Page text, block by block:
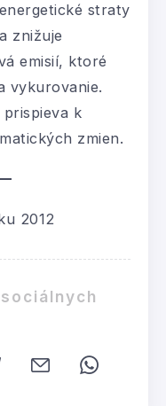
straty
znižuje
emisií, ktoré
vykurovanie.
k
zmien.
2012